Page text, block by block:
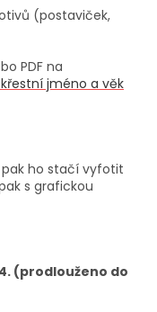
(postaviček,
PDF na
jméno a věk
ho stačí vyfotit
s grafickou
(prodlouženo do